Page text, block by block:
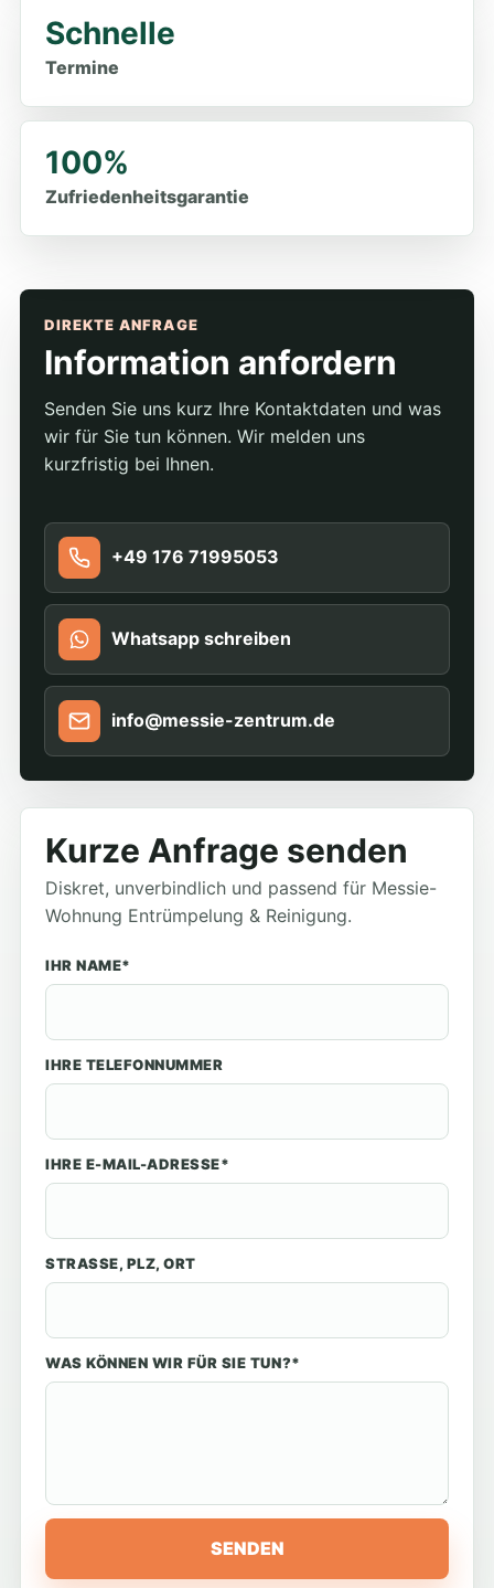
Schnelle
Termine
100%
Zufriedenheitsgarantie
DIREKTE ANFRAGE
Information anfordern
Senden Sie uns kurz Ihre Kontaktdaten und was
wir für Sie tun können. Wir melden uns
kurzfristig bei Ihnen.
+49 176 71995053
Whatsapp schreiben
info@messie-zentrum.de
Kurze Anfrage senden
Diskret, unverbindlich und passend für Messie-
Wohnung Entrümpelung & Reinigung.
IHR NAME*
IHRE TELEFONNUMMER
IHRE E-MAIL-ADRESSE*
STRASSE, PLZ, ORT
WAS KÖNNEN WIR FÜR SIE TUN?*
SENDEN